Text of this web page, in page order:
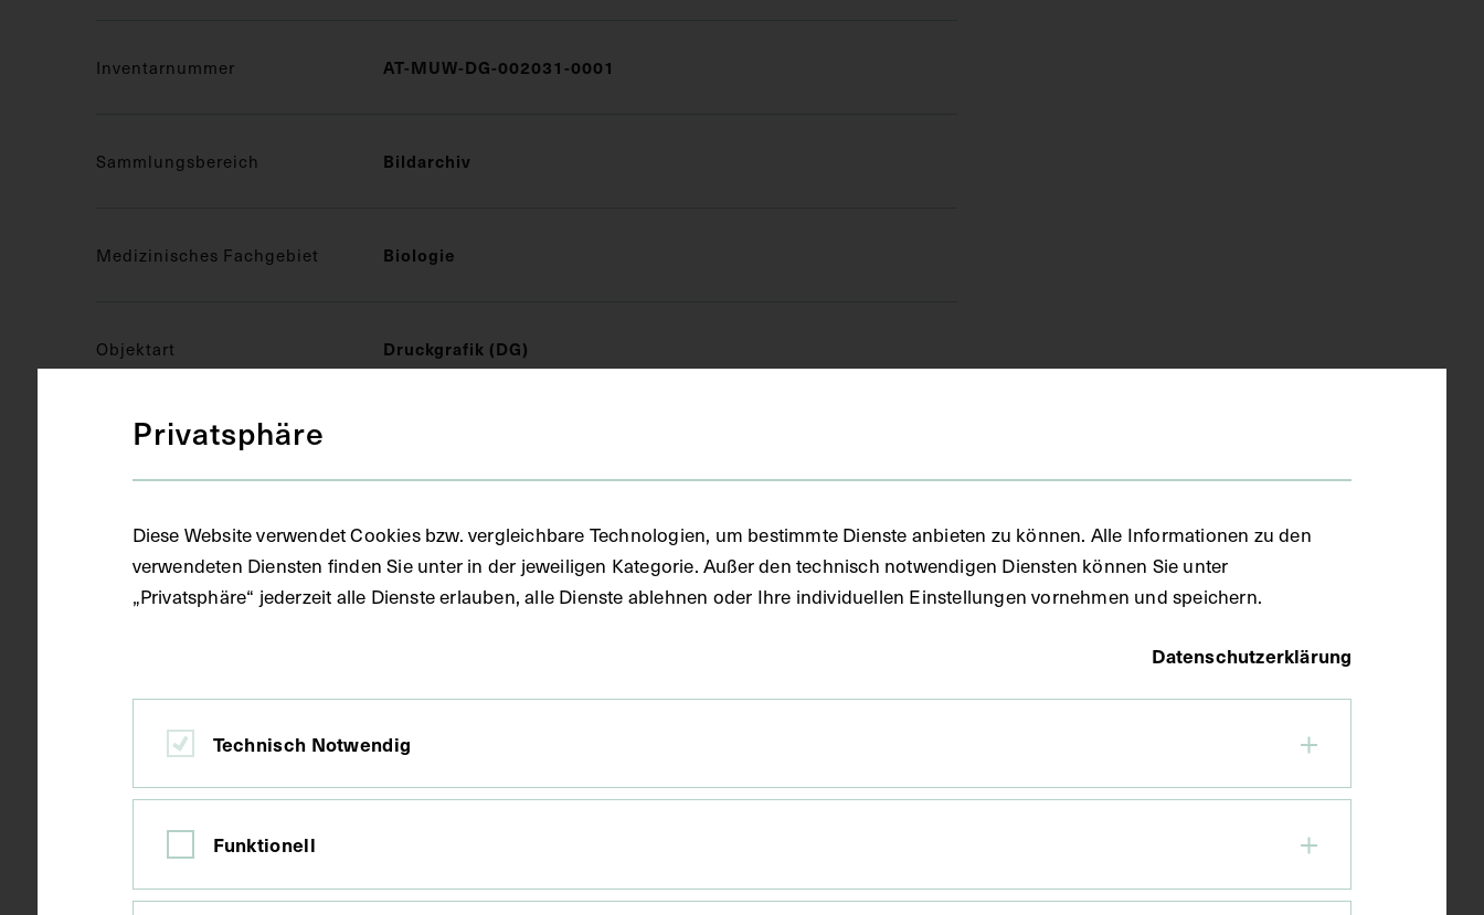
Inventarnummer AT-MUW-DG-002031-0001
Sammlungsbereich Bildarchiv
Medizinisches Fachgebiet Biologie
Objektart Druckgrafik (DG)
Gegenstand
Datierung 1960
Privatsphäre
Diese Website verwendet Cookies bzw. vergleichbare Technologien, um bestimmte Dienste anbieten zu können. Alle Informationen zu den
verwendeten Diensten finden Sie unter in der jeweiligen Kategorie. Außer den technisch notwendigen Diensten können Sie unter
„Privatsphäre“ jederzeit alle Dienste erlauben, alle Dienste ablehnen oder Ihre individuellen Einstellungen vornehmen und speichern.
Datenschutzerklärung
Technisch Notwendig
Funktionell